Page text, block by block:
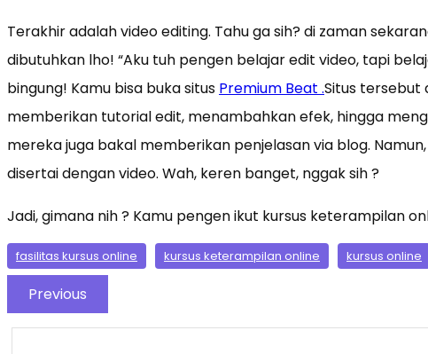
Terakhir adalah video editing. Tahu ga sih? di zaman
dibutuhkan lho! “Aku tuh pengen belajar edit video, tapi
bingung! Kamu bisa buka situs Premium Beat .Situs tersebut
memberikan tutorial edit, menambahkan efek, hingga
mereka juga bakal memberikan penjelasan via blog.
disertai dengan video. Wah, keren banget, nggak sih ?
Jadi, gimana nih ? Kamu pengen ikut kursus keterampilan
fasilitas kursus online kursus keterampilan online kursus online
Previous